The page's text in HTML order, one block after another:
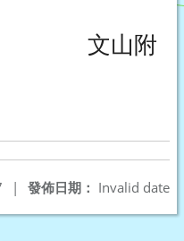
附
發佈日期： Invalid date
|